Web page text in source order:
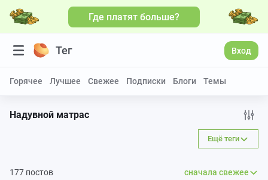
Где платят больше?
Тег Вход
Горячее Лучшее Свежее Подписки Блоги Темы
Надувной матрас
Ещё теги
177 постов сначала свежее
Больше видео